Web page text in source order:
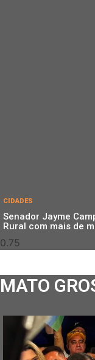
CIDADES
Senador Jayme
Rural com mais de
MATO